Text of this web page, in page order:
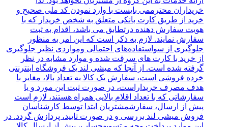
خریداران محترممی بایست با وارد نمودن کد ملی صحیح و
خرید از طریق کارت بانکی متعلق به شخص خریدار که با
هویت سفارش دهنده درتطابق می باشد، اقدام به ثبت
سفارش نمایند. لازم به ذکر است که این امر به منظور
جلوگیری از سواستفاده‌های احتمالی ومواردی نظیر جلوگیری
از خرید با کارت‌ های سرقت شده و موارد مشابه در نظر
گرفته شده است. از آنجا که میشی لند یک فروشگاه اینترنتی
خرده‌ فروشی است، سفارش یک کالا به تعداد بالا، مغایر با
هدف مصرف خریداراست، در صورت ثبت این مورد و یا
سفارشاتی که با تعداد اقلام بالایی همراه هستند، لازم است
پیش از ارسال، سفارشمشتریان ابتدا توسط کارشناسان
فروش میشی لند بررسی و در صورت تایید، پردازش گردد. در